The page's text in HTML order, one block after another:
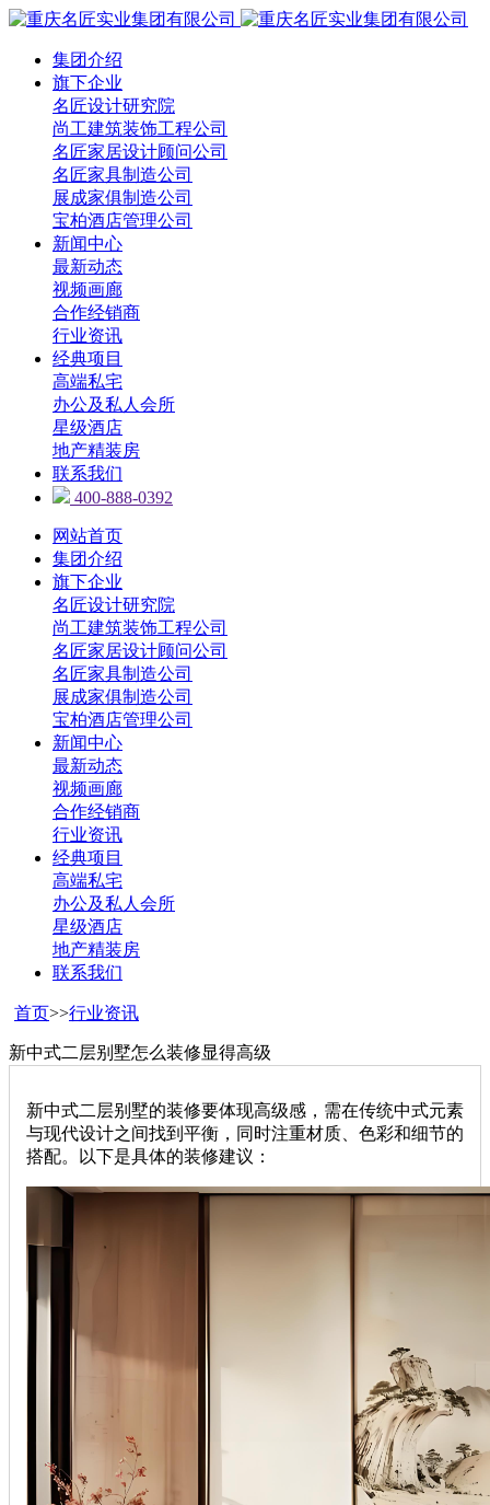
集团介绍
旗下企业
名匠设计研究院
尚工建筑装饰工程公司
名匠家居设计顾问公司
名匠家具制造公司
展成家俱制造公司
宝柏酒店管理公司
新闻中心
最新动态
视频画廊
合作经销商
行业资讯
经典项目
高端私宅
办公及私人会所
星级酒店
地产精装房
联系我们
400-888-0392
网站首页
集团介绍
旗下企业
名匠设计研究院
尚工建筑装饰工程公司
名匠家居设计顾问公司
名匠家具制造公司
展成家俱制造公司
宝柏酒店管理公司
新闻中心
最新动态
视频画廊
合作经销商
行业资讯
经典项目
高端私宅
办公及私人会所
星级酒店
地产精装房
联系我们
首页>>行业资讯
新中式二层别墅怎么装修显得高级
新中式二层别墅的装修要体现高级感，需在传统中式元素
与现代设计之间找到平衡，同时注重材质、色彩和细节的
搭配。以下是具体的装修建议：